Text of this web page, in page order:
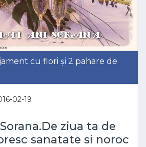
cu flori și 2 pahare de
02-19
ziua ta de
sanatate si noroc